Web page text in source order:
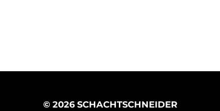
© 2026 SCHACHTSCHNEIDER